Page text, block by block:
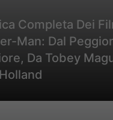
Completa Dei
Man: Dal
Da Tobey